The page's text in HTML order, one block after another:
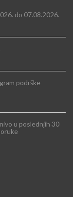
do 07.08.2026.
podrške
u poslednjih 30